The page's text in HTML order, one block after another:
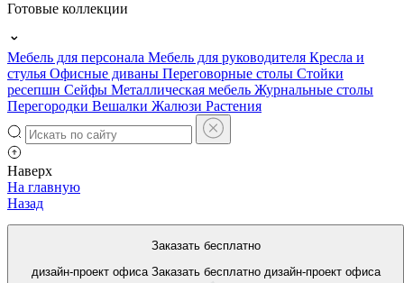
Готовые коллекции
Мебель для персонала Мебель для руководителя Кресла и
стулья Офисные диваны Переговорные столы Стойки
ресепшн Сейфы Металлическая мебель Журнальные столы
Перегородки Вешалки Жалюзи Растения
Наверх
Заказать бесплатно
дизайн-проект офиса Заказать бесплатнодизайн-проект офиса
На главную
Назад
Усиленные офисные кресла и